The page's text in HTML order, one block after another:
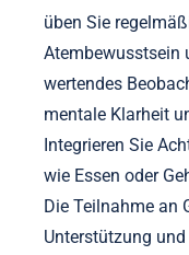
verbessern.
Was sind
Achtsamkeit?
Um die Vorteile
üben Sie